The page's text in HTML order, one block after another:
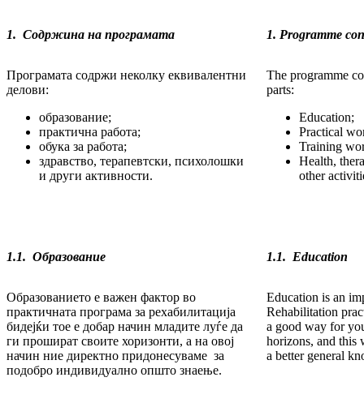
1. Содржина на програмата 1. Programme
Програмата содржи неколку еквивалентни
де­лови:
образование;
практична работа;
обука за работа;
здравство, терапевтски, психолошки
и дру­ги активности.
The programme
parts:
Education;
Practical
Training
Health,
other
1.1. Образование 1.1. Education
Образованието е важен фактор во
практичната про­грама за рехабилитација
бидејќи тое е добар на­чин младите луѓе да
ги прошират своите хо­ри­зонти, а на овој
начин ние директно придо­не­су­ваме за
подобро индивидуално општо знае­ње.
Education is an
Rehabilita­tion
a good way for
horizons, and this
a better general